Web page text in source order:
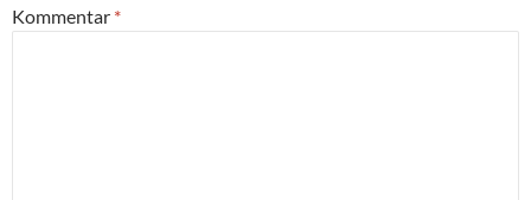
Kommentar *